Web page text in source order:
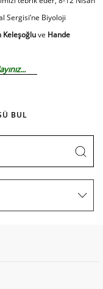
Sergisi’ne Biyoloji
Keleşoğluve Hande
...
BUL